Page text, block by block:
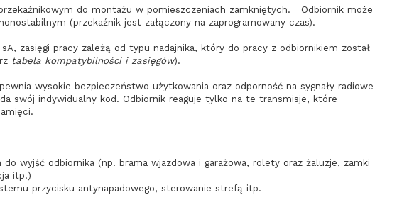
do montażu w pomieszczeniach zamkniętych.
Odbiornik może
(przekaźnik jest załączony na zaprogramowany czas).
zasięgi pracy zależą od typu nadajnika, który do pracy z odbiornikiem został
tabela kompatybilności i zasięgów).
wysokie bezpieczeństwo użytkowania oraz odporność na sygnały radiowe
swój indywidualny kod. Odbiornik reaguje tylko na te transmisje, które
do wyjść odbiornika (np. brama wjazdowa i garażowa, rolety oraz żaluzje, zamki
itp.)
przycisku antynapadowego, sterowanie strefą itp.